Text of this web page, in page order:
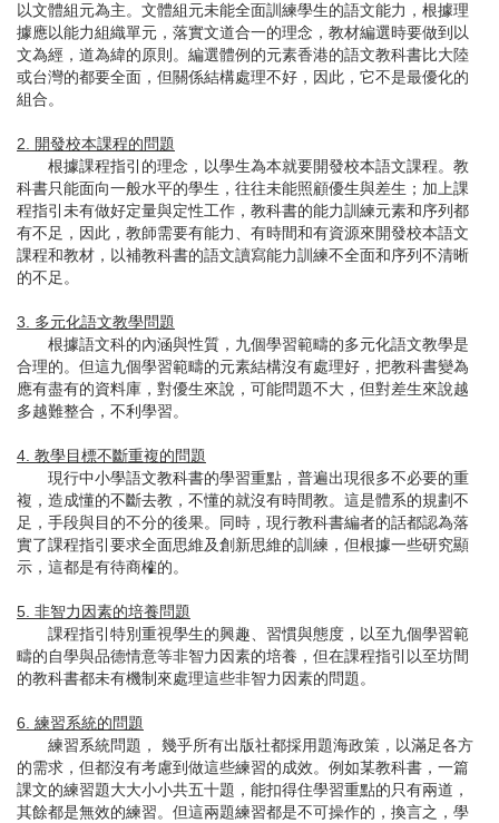
以文體組元為主。文體組元未能全面訓練學生的語文能力，根據理
據應以能力組織單元，落實文道合一的理念，教材編選時要做到以
文為經，道為緯的原則。編選體例的元素香港的語文教科書比大陸
或台灣的都要全面，但關係結構處理不好，因此，它不是最優化的
組合。
2. 開發校本課程的問題
根據課程指引的理念，以學生為本就要開發校本語文課程。教
科書只能面向一般水平的學生，往往未能照顧優生與差生；加上課
程指引未有做好定量與定性工作，教科書的能力訓練元素和序列都
有不足，因此，教師需要有能力、有時間和有資源來開發校本語文
課程和教材，以補教科書的語文讀寫能力訓練不全面和序列不清晰
的不足。
3. 多元化語文教學問題
根據語文科的內涵與性質，九個學習範疇的多元化語文教學是
合理的。但這九個學習範疇的元素結構沒有處理好，把教科書變為
應有盡有的資料庫，對優生來說，可能問題不大，但對差生來說越
多越難整合，不利學習。
4. 教學目標不斷重複的問題
現行中小學語文教科書的學習重點，普遍出現很多不必要的重
複，造成懂的不斷去教，不懂的就沒有時間教。這是體系的規劃不
足，手段與目的不分的後果。同時，現行教科書編者的話都認為落
實了課程指引要求全面思維及創新思維的訓練，但根據一些研究顯
示，這都是有待商榷的。
5. 非智力因素的培養問題
課程指引特別重視學生的興趣、習慣與態度，以至九個學習範
疇的自學與品德情意等非智力因素的培養，但在課程指引以至坊間
的教科書都未有機制來處理這些非智力因素的問題。
6. 練習系統的問題
練習系統問題， 幾乎所有出版社都採用題海政策，以滿足各方
的需求，但都沒有考慮到做這些練習的成效。例如某教科書，一篇
課文的練習題大大小小共五十題，能扣得住學習重點的只有兩道，
其餘都是無效的練習。但這兩題練習都是不可操作的，換言之，學